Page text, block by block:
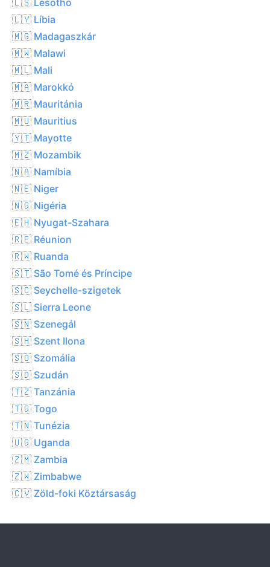
🇱🇾 Líbia
🇲🇬 Madagaszkár
🇲🇼 Malawi
🇲🇱 Mali
🇲🇦 Marokkó
🇲🇷 Mauritánia
🇲🇺 Mauritius
🇾🇹 Mayotte
🇲🇿 Mozambik
🇳🇦 Namíbia
🇳🇪 Niger
🇳🇬 Nigéria
🇪🇭 Nyugat-Szahara
🇷🇪 Réunion
🇷🇼 Ruanda
🇸🇹 São Tomé és Príncipe
🇸🇨 Seychelle-szigetek
🇸🇱 Sierra Leone
🇸🇳 Szenegál
🇸🇭 Szent Ilona
🇸🇴 Szomália
🇸🇩 Szudán
🇹🇿 Tanzánia
🇹🇬 Togo
🇹🇳 Tunézia
🇺🇬 Uganda
🇿🇲 Zambia
🇿🇼 Zimbabwe
🇨🇻 Zöld-foki Köztársaság